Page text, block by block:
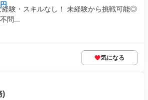
経験・スキルなし！ 未経験から挑戦可能◎
問...
気になる
)